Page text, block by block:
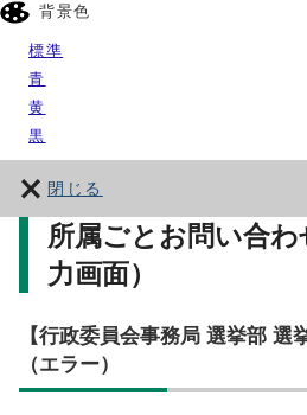
背景色
標準
青
黄
黒
閉じる
所属ごとお問い合
力画面）
【行政委員会事務局 選挙部 選
（エラー）